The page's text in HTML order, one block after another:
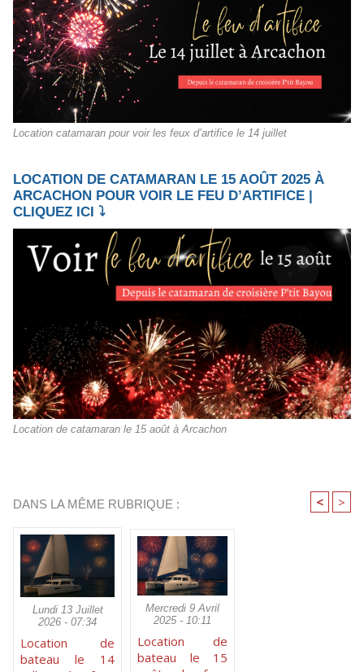
Location catamaran pour voir les feux d’artifice le 14 juillet
LOCATION DE CATAMARAN LE 15 AOÛT 2025 À
ARCACHON POUR VOIR LE FEU D’ARTIFICE |
CLIQUEZ ICI ⤵️
Location de catamaran le 15 août à Arcachon
DANS LA MÊME RUBRIQUE : < >
Lundi 13 Juillet
2026 - 07:34
Location de
bateau le 14
Mercredi 9 Avril
2025 - 10:11
Location de
bateau le 15